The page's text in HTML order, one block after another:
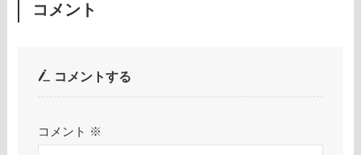
コメント
コメントする
コメント ※